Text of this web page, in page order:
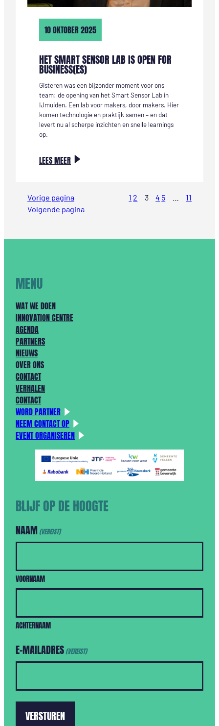
10 OKTOBER 2025
HET SMART SENSOR LAB IS OPEN FOR
BUSINESS(ES)
Gisteren was een bijzonder moment voor ons
team: de opening van het Smart Sensor Lab in
IJmuiden. Een lab voor makers, door makers. Hier
komen technologie en praktijk samen – en dat
levert nu al scherpe inzichten en snelle learnings
op.
LEES MEER:
SENSOR
LAB
FOR
Vorige pagina 1 2 3 4 5
11
Volgende pagina
MENU
WAT WE DOEN
INNOVATION CENTRE
AGENDA
PARTNERS
NIEUWS
OVER ONS
CONTACT
VERHALEN
CONTACT
WORD PARTNER
NEEM CONTACT OP
EVENT ORGANISEREN
BLIJF OP DE HOOGTE
NAAM (VEREIST)
VOORNAAM
ACHTERNAAM
E-MAILADRES (VEREIST)